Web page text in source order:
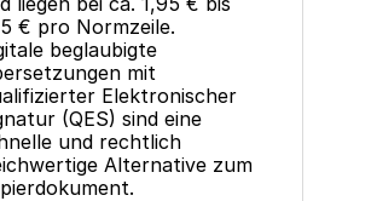
€ pro Normzeile.
beglaubigte
mit
Elektronischer
(QES) sind eine
und rechtlich
Alternative zum